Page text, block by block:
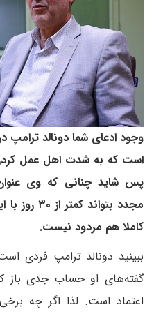
وجود ادعای شما دونالد
است که به شدت اهل عمل
پس شاید چنانی که وی
مجدد
کاملا هم مردود نیست.
ببینید دونالد ترامپ فردی
گفته‌های او حساب جدی باز
اعتماد است. لذا اگر چه